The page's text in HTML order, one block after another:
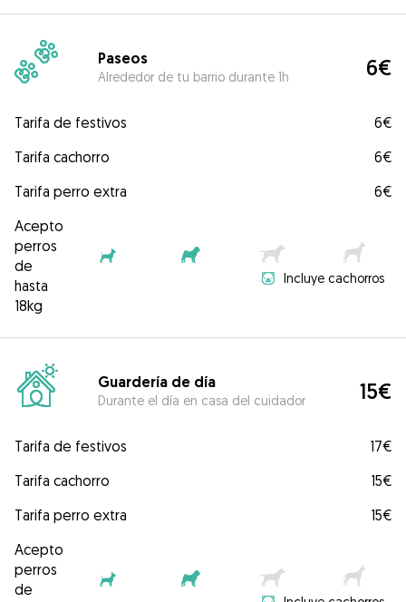
Paseos
Alrededor de tu barrio durante 1h 6€
Tarifa de festivos
6€
Tarifa cachorro
6€
Tarifa perro extra
6€
Acepto
perros
de
hasta
18kg
Incluye cachorros
Guardería de día
Durante el día en casa del cuidador 15€
Tarifa de festivos
17€
Tarifa cachorro
15€
Tarifa perro extra
15€
Acepto
perros
de